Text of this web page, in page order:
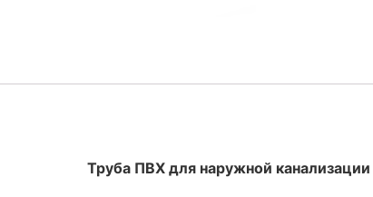
Труба ПВХ для наружной